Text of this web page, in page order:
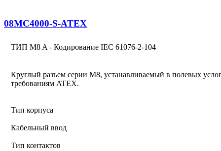
08MC4000-S-ATEX
ТИП M8 A - Кодирование IEC 61076-2-104
Круглый разъем серии M8, устанавливаемый в полевых
требованиям ATEX.
Тип корпуса
Кабельный ввод
Тип контактов